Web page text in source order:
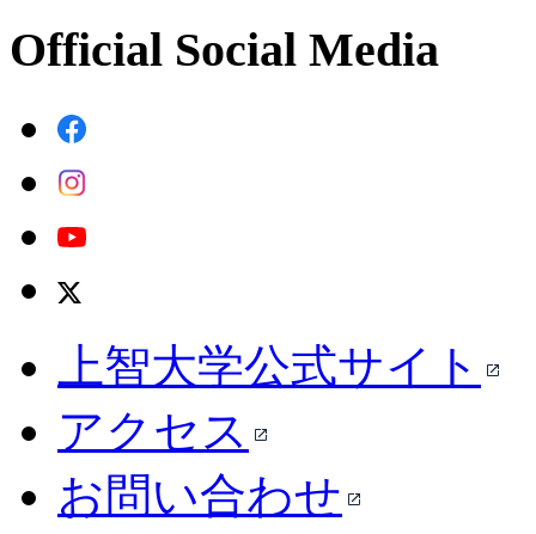
Official Social Media
上智大学公式サイト
アクセス
お問い合わせ